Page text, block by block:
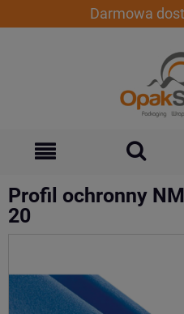
Darmowa
Profil ochronny
20